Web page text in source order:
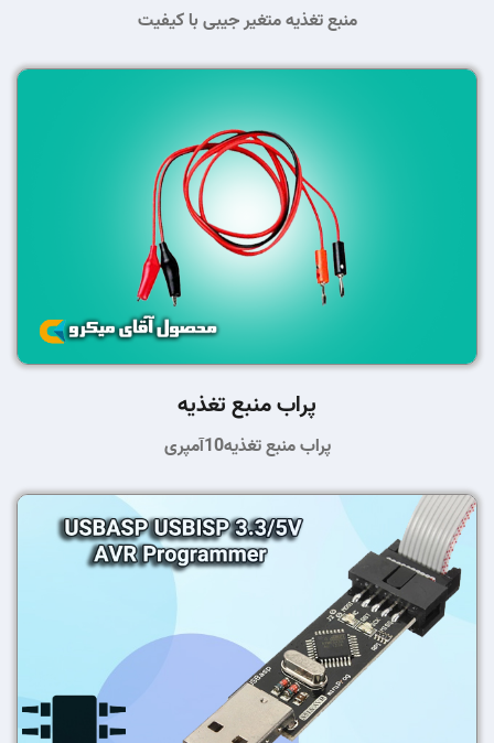
منبع تغذیه متغیر جیبی با کیفیت
پراب منبع تغذیه
پراب منبع تغذیه10آمپری